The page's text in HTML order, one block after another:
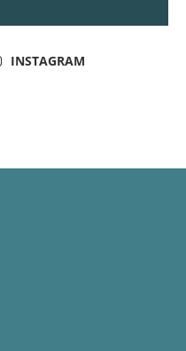
INSTAGRAM